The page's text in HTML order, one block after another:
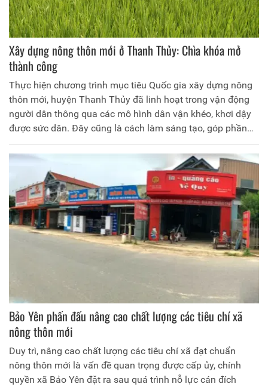
Xây dựng nông thôn mới ở Thanh Thủy: Chìa khóa mở
thành công
Thực hiện chương trình mục tiêu Quốc gia xây dựng nông
thôn mới, huyện Thanh Thủy đã linh hoạt trong vận động
người dân thông qua các mô hình dân vận khéo, khơi dậy
được sức dân. Đây cũng là cách làm sáng tạo, góp phần
tạo nên thành công trong xây dựng huyện nông thôn mới
Thanh Thủy.
Bảo Yên phấn đấu nâng cao chất lượng các tiêu chí xã
nông thôn mới
Duy trì, nâng cao chất lượng các tiêu chí xã đạt chuẩn
nông thôn mới là vấn đề quan trọng được cấp ủy, chính
quyền xã Bảo Yên đặt ra sau quá trình nỗ lực cán đích